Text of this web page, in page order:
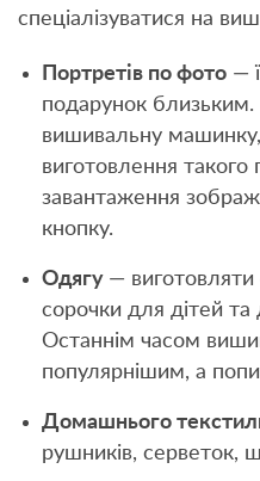
спеціалізуватися на
Портретів по фото —
подарунок
вишивальну
виготовлення
завантаження
кнопку.
Одягу — виготовляти
сорочки для дітей та
Останнім часом
популярнішим, а
Домашнього
рушників, серветок,